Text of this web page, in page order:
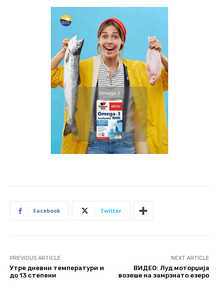
Facebook Twitter
PREVIOUS ARTICLE
Утре дневни температури и
до 13 степени
NEXT ARTICLE
ВИДЕО: Луд моторџија
возеше на замрзнато езеро